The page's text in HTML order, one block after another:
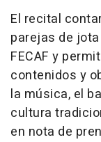
El recital
parejas de
FECAF y
contenidos y
la música, el
cultura
en nota de